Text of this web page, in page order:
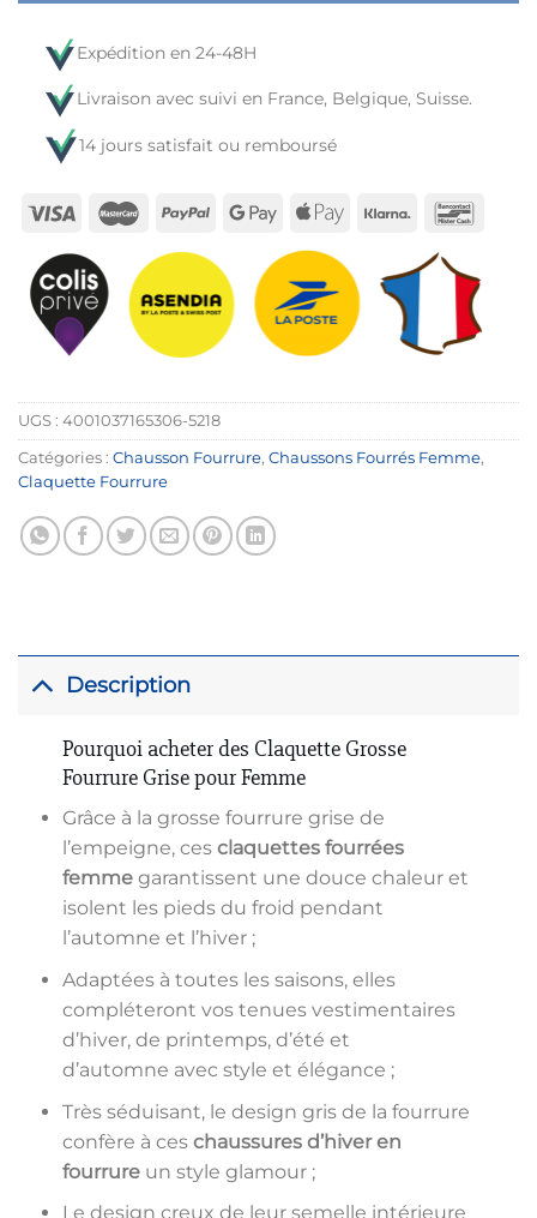
Expédition en 24-48H
Livraison avec suivi en France, Belgique, Suisse.
14 jours satisfait ou remboursé
UGS : 4001037165306-5218
Catégories : Chausson Fourrure, Chaussons Fourrés Femme,
Claquette Fourrure
Description
Pourquoi acheter des Claquette Grosse
Fourrure Grise pour Femme
Grâce à la grosse fourrure grise de
l’empeigne, ces claquettes fourrées
femme garantissent une douce chaleur et
isolent les pieds du froid pendant
l’automne et l’hiver ;
Adaptées à toutes les saisons, elles
compléteront vos tenues vestimentaires
d’hiver, de printemps, d’été et
d’automne avec style et élégance ;
Très séduisant, le design gris de la fourrure
confère à ces chaussures d’hiver en
fourrureun style glamour ;
Le design creux de leur semelle intérieure